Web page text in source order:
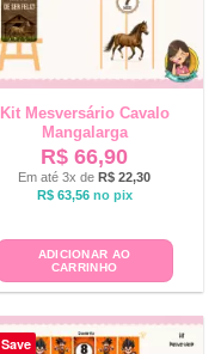
Kit Mesversário Cavalo
Mangalarga
R$ 66,90
Em até 3x de R$ 22,30
R$63,56 no pix
ADICIONAR AO
CARRINHO
Save